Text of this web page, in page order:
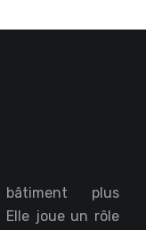
plus
Elle joue un rôle